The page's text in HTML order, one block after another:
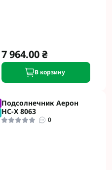
7 964.00 ₴
В корзину
Подсолнечник Аерон
НС-Х 8063
0